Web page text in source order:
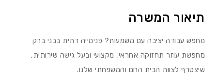
תיאור המשרה
מחפש עבודה יציבה עם משמעות? פנימייה דתית בבני ברק
מחפשת עוזר תחזוקה אחראי, מקצועי ובעל גישה שירותית,
שיצטרף לצוות הבית החם והמשפחתי שלנו.